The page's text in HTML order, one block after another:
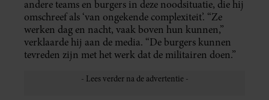
andere teams en burgers in deze noodsituatie, die hij
omschreef als ‘van ongekende complexiteit’. “Ze
werken dag en nacht, vaak boven hun kunnen,”
verklaarde hij aan de media. “De burgers kunnen
tevreden zijn met het werk dat de militairen doen.”